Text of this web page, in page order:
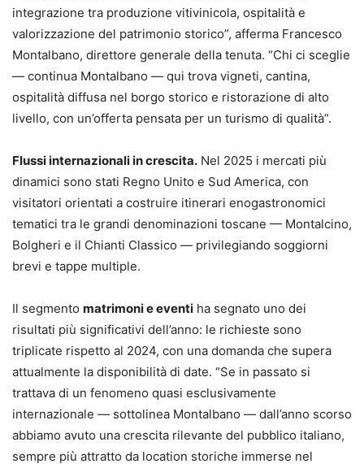
integrazione tra produzione vitivinicola, ospitalità e
valorizzazione del patrimonio storico”, afferma Francesco
Montalbano, direttore generale della tenuta. “Chi ci sceglie
— continua Montalbano — qui trova vigneti, cantina,
ospitalità diffusa nel borgo storico e ristorazione di alto
livello, con un’offerta pensata per un turismo di qualità”.
Flussi internazionali in crescita. Nel 2025 i mercati più
dinamici sono stati Regno Unito e Sud America, con
visitatori orientati a costruire itinerari enogastronomici
tematici tra le grandi denominazioni toscane — Montalcino,
Bolgheri e il Chianti Classico — privilegiando soggiorni
brevi e tappe multiple.
Il segmento matrimoni e eventi ha segnato uno dei
risultati più significativi dell’anno: le richieste sono
triplicate rispetto al 2024, con una domanda che supera
attualmente la disponibilità di date. “Se in passato si
trattava di un fenomeno quasi esclusivamente
internazionale — sottolinea Montalbano — dall’anno scorso
abbiamo avuto una crescita rilevante del pubblico italiano,
sempre più attratto da location storiche immerse nel